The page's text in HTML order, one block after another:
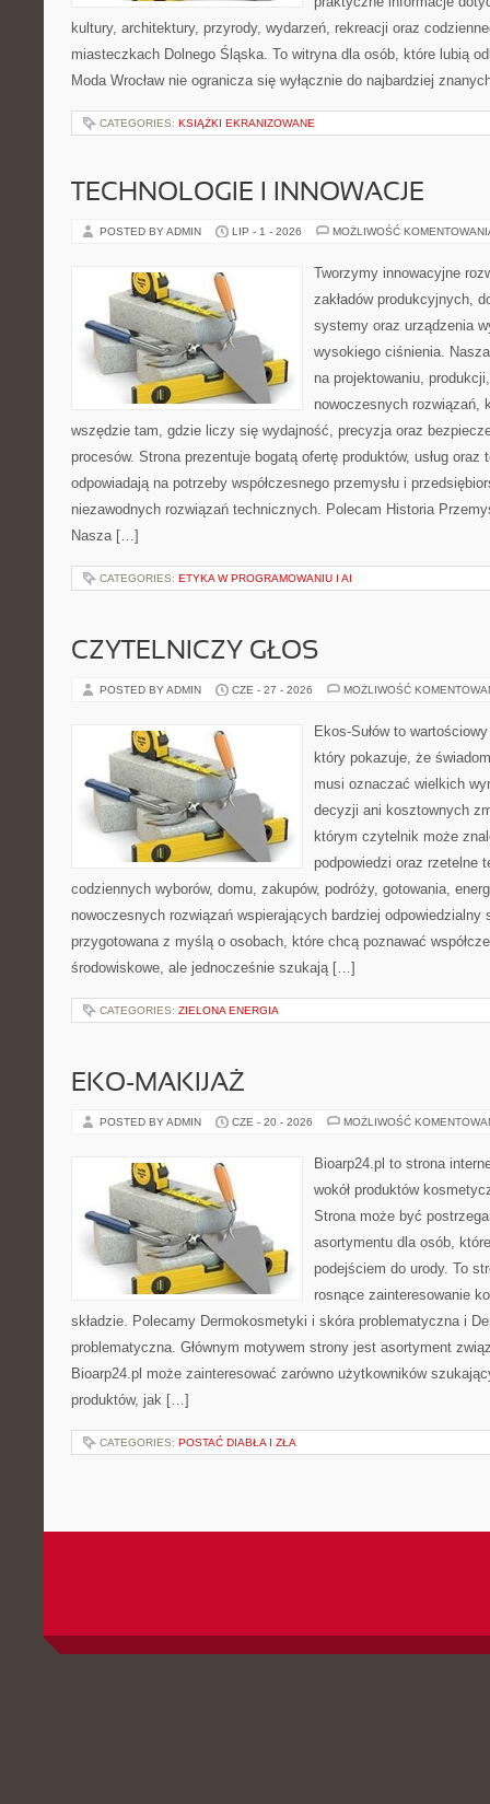
kultury, architektury, przyrody, wydarzeń, rekreacji oraz
miasteczkach Dolnego Śląska. To witryna dla osób, które lubią
Moda Wrocław nie ogranicza się wyłącznie do najbardziej
CATEGORIES: KSIĄŻKI EKRANIZOWANE
TECHNOLOGIE I INNOWACJE
POSTED BY ADMIN LIP - 1 - 2026 MOŻLIWOŚĆ
Tworzymy innowacyjne
zakładów produkcyjnych,
systemy oraz urządzenia
wysokiego ciśnienia.
na projektowaniu,
nowoczesnych rozwiązań,
wszędzie tam, gdzie liczy się wydajność, precyzja oraz
procesów. Strona prezentuje bogatą ofertę produktów, usług oraz
odpowiadają na potrzeby współczesnego przemysłu i
niezawodnych rozwiązań technicznych. Polecam Historia
Nasza […]
CATEGORIES: ETYKA W PROGRAMOWANIU I AI
CZYTELNICZY GŁOS
POSTED BY ADMIN CZE - 27 - 2026 MOŻLIWOŚĆ
Ekos-Sułów to
który pokazuje, że
musi oznaczać wielkich
decyzji ani kosztownych
którym czytelnik może
podpowiedzi oraz rzetelne
codziennych wyborów, domu, zakupów, podróży, gotowania,
nowoczesnych rozwiązań wspierających bardziej odpowiedzialny
przygotowana z myślą o osobach, które chcą poznawać
środowiskowe, ale jednocześnie szukają […]
CATEGORIES: ZIELONA ENERGIA
EKO-MAKIJAŻ
POSTED BY ADMIN CZE - 20 - 2026 MOŻLIWOŚĆ
Bioarp24.pl to strona
wokół produktów
Strona może być
asortymentu dla osób,
podejściem do urody. To
rosnące zainteresowanie
składzie. Polecamy Dermokosmetyki i skóra problematyczna i
problematyczna. Głównym motywem strony jest asortyment
Bioarp24.pl może zainteresować zarówno użytkowników
produktów, jak […]
CATEGORIES: POSTAĆ DIABŁA I ZŁA